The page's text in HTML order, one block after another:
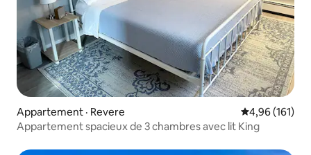
Appartement · Revere Note
4,96 (161)
Appartement spacieux de 3 chambres avec lit King